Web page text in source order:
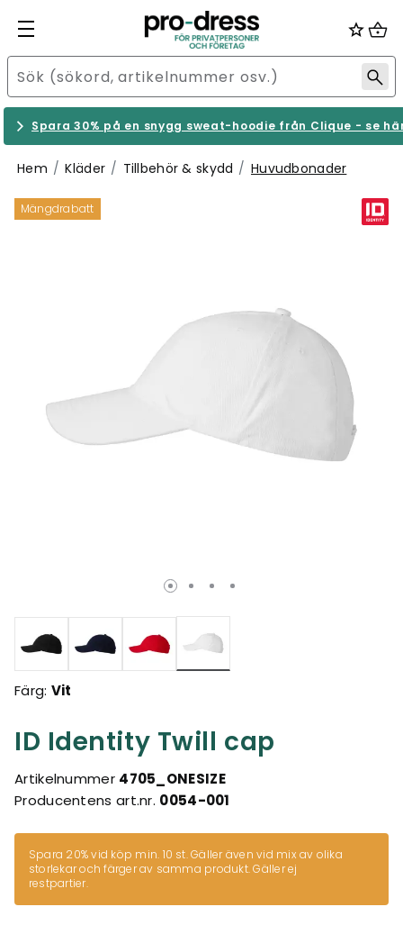
Spara 30% på en snygg sweat-hoodie från Clique - se
Hem Kläder Tillbehör & skydd Huvudbonader
Mängdrabatt
ID Identity Twill cap
Artikelnummer 4705_ONESIZE
Producentens art.nr. 0054-001
Spara 20% vid köp min. 10 st. Gäller även vid mix av olika
storlekar och färger av samma produkt. Gäller ej
restpartier.
Valda
Färg: Vit